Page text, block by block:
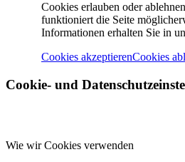
Cookies erlauben oder
funktioniert die Seite
Informationen erhalten Sie in
Cookies akzeptierenCookies
Cookie- und
Wie wir Cookies verwenden